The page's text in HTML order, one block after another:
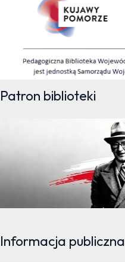
Patron biblioteki
Informacja publiczna